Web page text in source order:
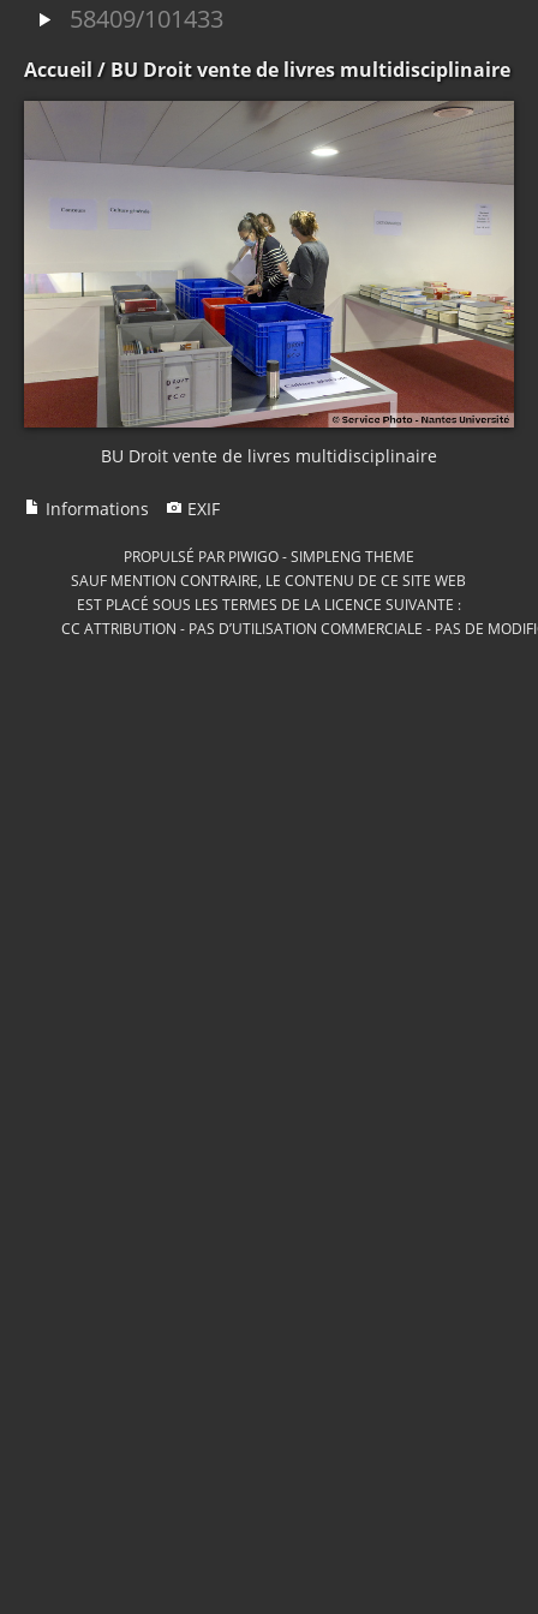
58409/101433
Accueil / BU Droit vente de livres multidisciplinaire
BU Droit vente de livres multidisciplinaire
Informations EXIF
PROPULSÉ PAR PIWIGO-SIMPLENG THEME
SAUF MENTION CONTRAIRE, LE CONTENU DE CE SITE WEB
EST PLACÉ SOUS LES TERMES DE LA LICENCE SUIVANTE :
CC ATTRIBUTION - PAS D’UTILISATION COMMERCIALE - PAS DE